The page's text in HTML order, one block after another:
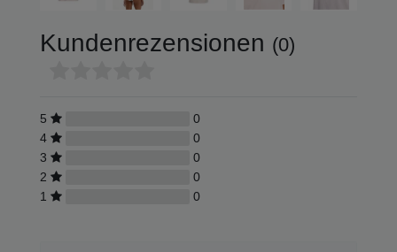
Kundenrezensionen (0)
5
0
4
0
3
0
2
0
1
0